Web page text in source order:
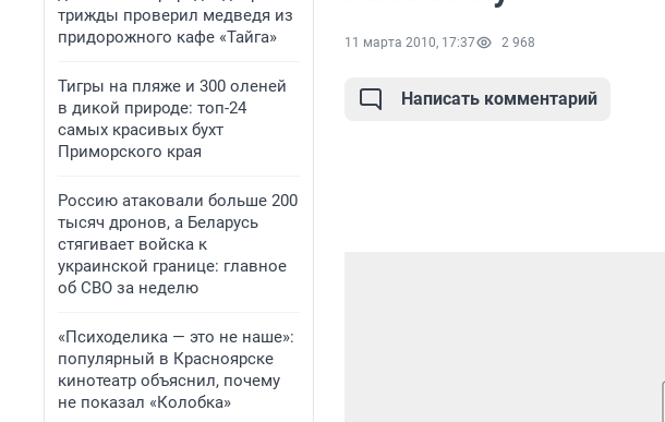
трижды проверил медведя из
придорожного кафе «Тайга»
Тигры на пляже и 300 оленей
в дикой природе: топ-24
самых красивых бухт
Приморского края
Россию атаковали больше 200
тысяч дронов, а Беларусь
стягивает войска к
украинской границе: главное
об СВО за неделю
«Психоделика — это не наше»:
популярный в Красноярске
кинотеатр объяснил, почему
не показал «Колобка»
11 марта 2010, 17:37 2 968
Написать комментарий